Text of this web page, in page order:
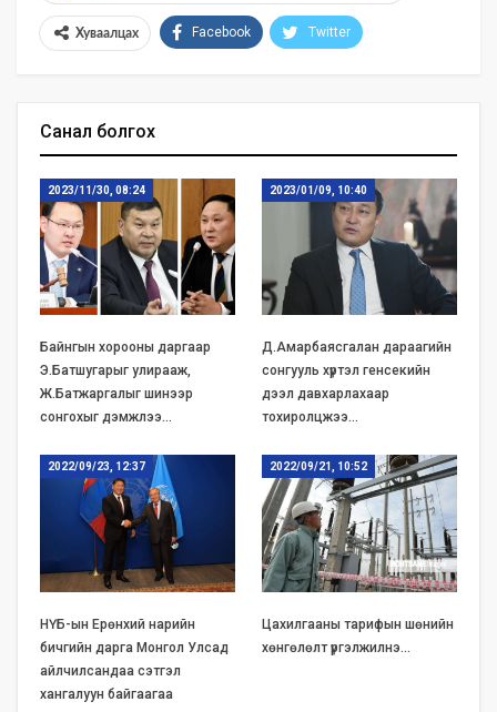
Хуваалцах Facebook Twitter
Санал болгох
2023/11/30, 08:24
Байнгын хорооны даргаар
Э.Батшугарыг улирааж,
Ж.Батжаргалыг шинээр
сонгохыг дэмжлээ…
2023/01/09, 10:40
Д.Амарбаясгалан дараагийн
сонгууль хүртэл генсекийн
дээл давхарлахаар
тохиролцжээ…
2022/09/23, 12:37
НҮБ-ын Ерөнхий нарийн
бичгийн дарга Монгол Улсад
айлчилсандаа сэтгэл
хангалуун байгаагаа
2022/09/21, 10:52
Цахилгааны тарифын шөнийн
хөнгөлөлт үргэлжилнэ…